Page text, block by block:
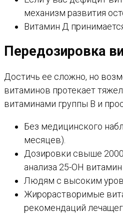
механизм развития
Витамин Д
Передозировка
Достичь ее сложно, но
витаминов протекает
витаминами группы В и
Без медицинского
месяцев).
Дозировки свыше
анализа 25-ОН витамин
Людям с высоким
Жирорастворимые
рекомендаций